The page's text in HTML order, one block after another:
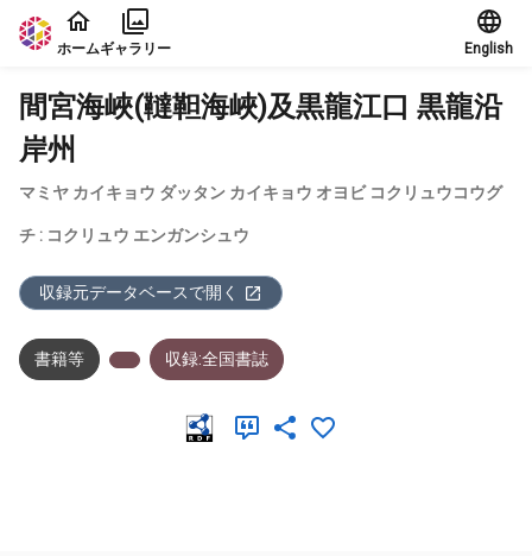
本文に飛ぶ
ホームギャラリー English
間宮海峽(韃靼海峽)及黒龍江口 黒龍沿
岸州
マミヤ カイキョウ ダッタン カイキョウ オヨビ コクリュウコウグ
チ : コクリュウ エンガンシュウ
収録元データベースで開く
書籍等 収録:全国書誌